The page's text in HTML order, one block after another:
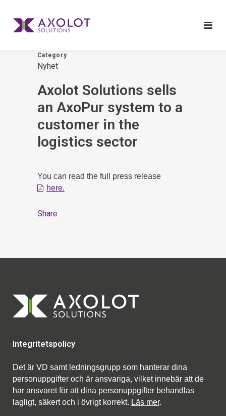
Category
Nyhet
Axolot Solutions sells
an AxoPur system to a
customer in the
logistics sector
You can read the full press release
here.
Share
Integritetspolicy
Det är VD samt ledningsgrupp som hanterar dina
personuppgifter och är ansvariga, vilket innebär att de
har ansvaret för att dina personuppgifter behandlas
lagligt, säkert och i övrigt korrekt. Läs mer.